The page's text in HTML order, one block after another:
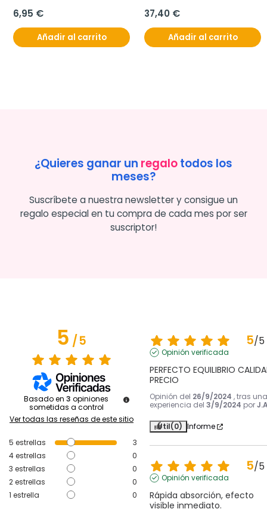
6,95 €
Añadir al carrito
37,40 €
Añadir al carrito
¿Quieres ganar un regalotodos los
meses?
Suscríbete a nuestra newsletter y consigue un
regalo especial en tu compra de cada mes por ser
suscriptor!
5/5
Basado en 3 opiniones
sometidas a control
Ver todas las reseñas de este sitio
5 estrellas
3
4estrellas
0
3 estrellas
0
2estrellas
0
1 estrella 0
5/5
Opinión verificada
PERFECTO EQUILIBRIO
PRECIO
Opinión del 26/9/2024 , tras una
experiencia del 3/9/2024 por
Útil(0) Informe
5/5
Opinión verificada
Rápida absorción, efecto
visible inmediato.